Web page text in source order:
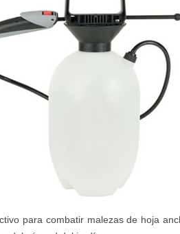
para combatir malezas de hoja